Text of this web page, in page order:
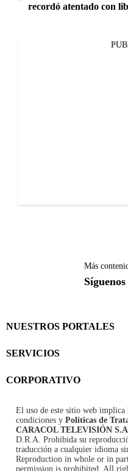
recordó atentado con
Más
NUESTROS PORTALES
SERVICIOS
CORPORATIVO
El uso de este sitio web implica
condiciones y Políticas de
CARACOL TELEVISIÓN
D.R.A. Prohibida su
traducción a cualquier idioma
Reproduction in whole or in
permission is prohibited. All